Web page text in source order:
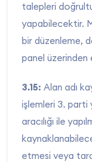
talepleri
yapabilecektir.
bir düzenleme,
panel üzerinden
3.15: Alan adı
işlemleri 3. parti
aracılığı ile
etmesi veya